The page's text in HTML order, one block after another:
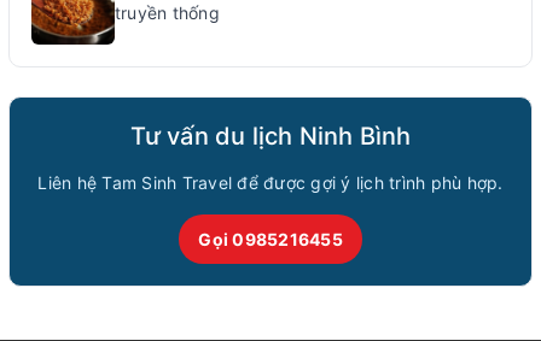
truyền thống
Tư vấn du lịch Ninh Bình
Liên hệ Tam Sinh Travel để được gợi ý lịch trình phù hợp.
Gọi 0985216455